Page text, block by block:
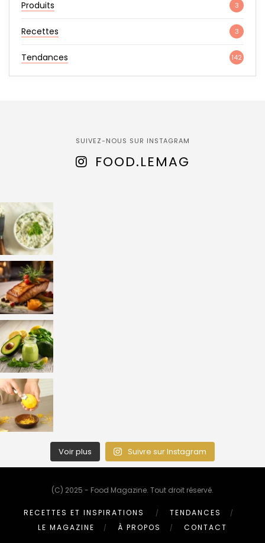
Produits 3
Recettes 3
Tendances 142
SUIVEZ-NOUS SUR INSTAGRAM
FOOD.LEMAG
Voir plus Suivre sur Instagram
(C) 2025 - Food Magazine. Tout droit réservé.
RECETTES ET INSPIRATIONS
TENDANCES
LE MAGAZINE
À PROPOS CONTACT